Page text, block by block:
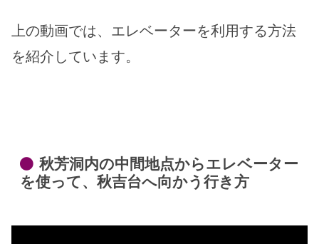
上の動画では、エレベーターを利用する方法
を紹介しています。
秋芳洞内の中間地点からエレベーター
を使って、秋吉台へ向かう行き方